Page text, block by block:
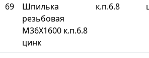
69
Шпилька
резьбовая
М36Х1600 к.п.6.8
цинк
к.п.6.8